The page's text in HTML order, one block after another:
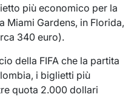
più economico per la
Miami Gardens, in Florida,
340 euro).
della FIFA che la partita
i biglietti più
quota 2.000 dollari